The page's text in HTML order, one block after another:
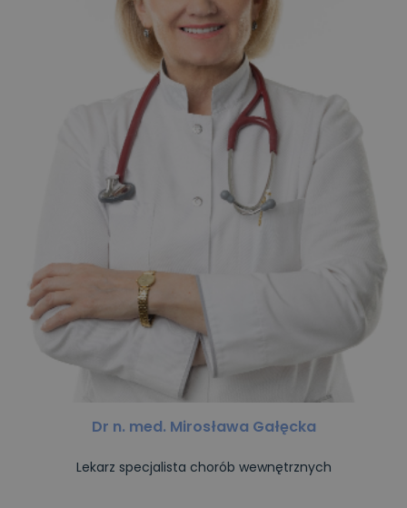
Dr n. med. Mirosława Gałęcka
Lekarz specjalista chorób wewnętrznych